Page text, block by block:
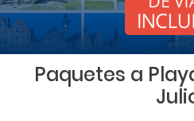
Paquetes a